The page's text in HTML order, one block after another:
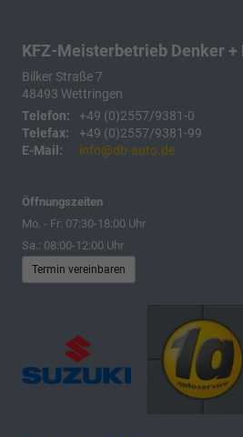
KFZ-Meisterbetrieb Denker +
Bilker Straße 7
48493 Wettringen
Telefon:
+49 (0)2557/9381-0
Telefax:
+49 (0)2557/9381-99
E-Mail:
info@db-auto.de
Öffnungszeiten
Mo. - Fr: 07:30-18:00 Uhr
Sa.: 08:00-12:00 Uhr
Termin vereinbaren